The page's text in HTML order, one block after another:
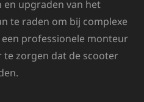
upgraden van het
te raden om bij complexe
professionele monteur
zorgen dat de scooter